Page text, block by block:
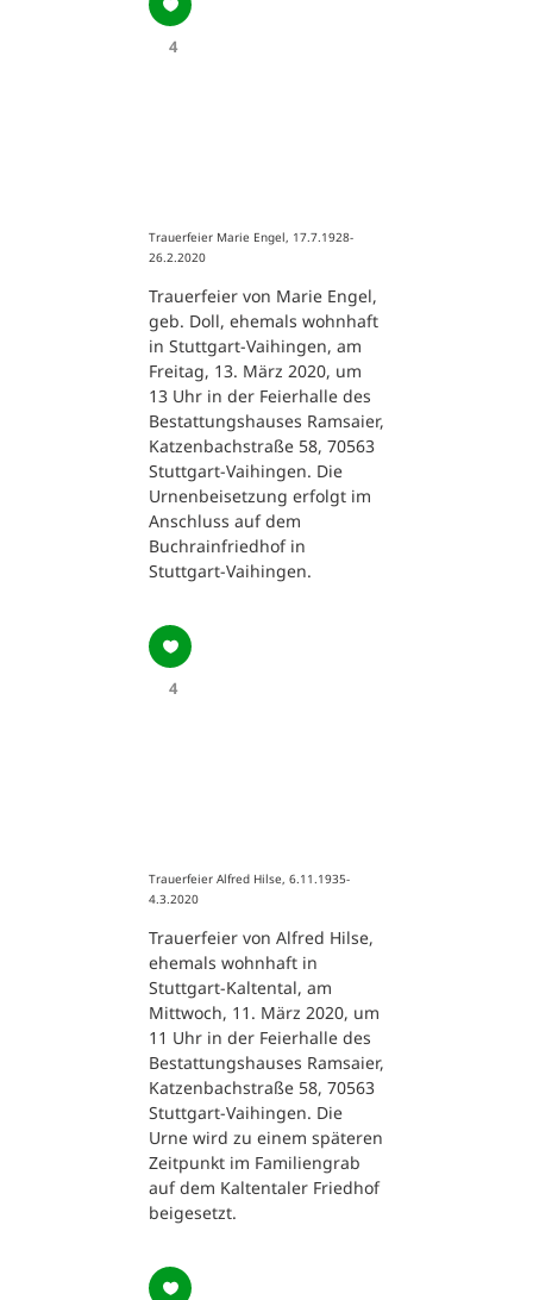
4
Trauerfeier Marie Engel, 17.7.1928-
26.2.2020
Trauerfeier von Marie Engel,
geb. Doll, ehemals wohnhaft
in Stuttgart-Vaihingen, am
Freitag, 13. März 2020, um
13 Uhr in der Feierhalle des
Bestattungshauses Ramsaier,
Katzenbachstraße 58, 70563
Stuttgart-Vaihingen. Die
Urnenbeisetzung erfolgt im
Anschluss auf dem
Buchrainfriedhof in
Stuttgart-Vaihingen.
4
Trauerfeier Alfred Hilse, 6.11.1935-
4.3.2020
Trauerfeier von Alfred Hilse,
ehemals wohnhaft in
Stuttgart-Kaltental, am
Mittwoch, 11. März 2020, um
11 Uhr in der Feierhalle des
Bestattungshauses Ramsaier,
Katzenbachstraße 58, 70563
Stuttgart-Vaihingen. Die
Urne wird zu einem späteren
Zeitpunkt im Familiengrab
auf dem Kaltentaler Friedhof
beigesetzt.